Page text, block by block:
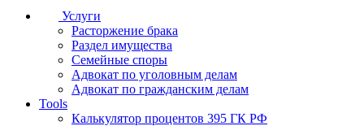
Услуги
Расторжение брака
Раздел имущества
Семейные споры
Адвокат по уголовным делам
Адвокат по гражданским делам
Tools
Калькулятор процентов 395 ГК РФ